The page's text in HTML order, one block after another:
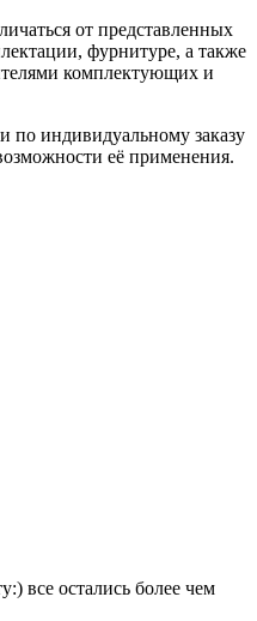
от представленных
фурнитуре, а также
комплектующих и
по индивидуальному заказу
её применения.
все остались более чем